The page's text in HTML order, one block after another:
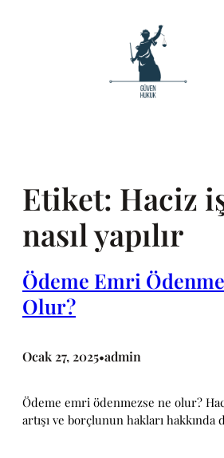
Etiket: Haciz
nasıl yapılır
Ödeme Emri
Olur?
Ocak 27, 2025•admin
Ödeme emri ödenmezse ne olur?
artışı ve borçlunun hakları hakkında